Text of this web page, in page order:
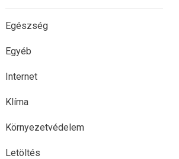
Egészség
Egyéb
Internet
Klíma
Környezetvédelem
Letöltés